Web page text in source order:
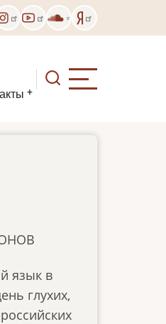
язык в
глухих,